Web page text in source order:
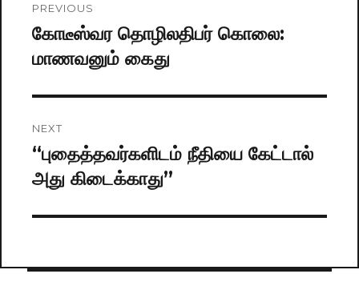
navigation
PREVIOUS
Previous
post:
கோடீஸ்வர தொழிலதிபர் கொலை:
மாணவனும் கைது
NEXT
Next
post:
“புதைத்தவர்களிடம் நீதியை கேட்டால்
அது கிடைக்காது”